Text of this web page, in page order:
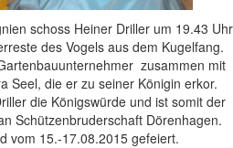
schoss Heiner Driller um 19.43 Uhr
des Vogels aus dem Kugelfang.
zusammen mit
Seel, die er zu seiner Königin erkor.
die Königswürde und ist somit der
Schützenbruderschaft Dörenhagen.
vom 15.-17.08.2015 gefeiert.